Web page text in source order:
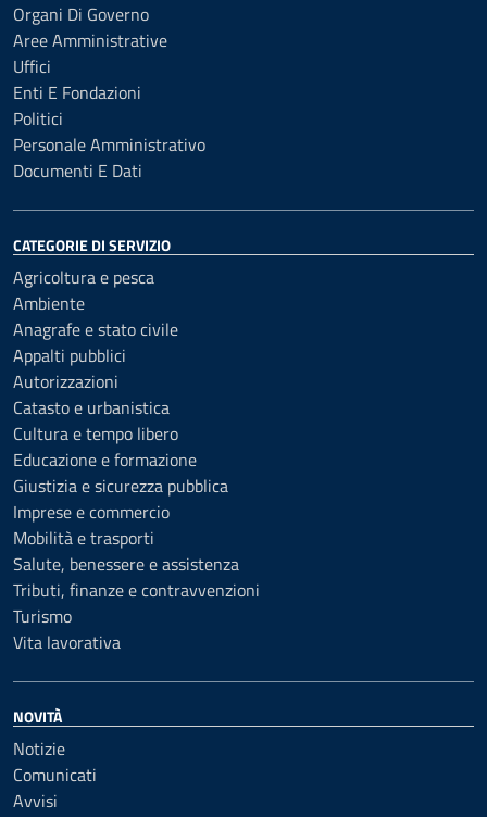
Organi Di Governo
Aree Amministrative
Uffici
Enti E Fondazioni
Politici
Personale Amministrativo
Documenti E Dati
CATEGORIE DI SERVIZIO
Agricoltura e pesca
Ambiente
Anagrafe e stato civile
Appalti pubblici
Autorizzazioni
Catasto e urbanistica
Cultura e tempo libero
Educazione e formazione
Giustizia e sicurezza pubblica
Imprese e commercio
Mobilità e trasporti
Salute, benessere e assistenza
Tributi, finanze e contravvenzioni
Turismo
Vita lavorativa
NOVITÀ
Notizie
Comunicati
Avvisi